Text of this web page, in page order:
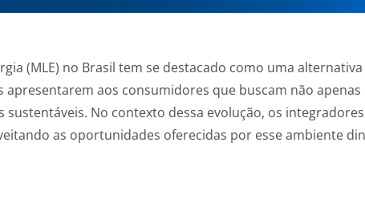
(MLE) no Brasil tem se destacado como uma
apresentarem aos consumidores que buscam não
No contexto dessa evolução, os
as oportunidades oferecidas por esse ambiente